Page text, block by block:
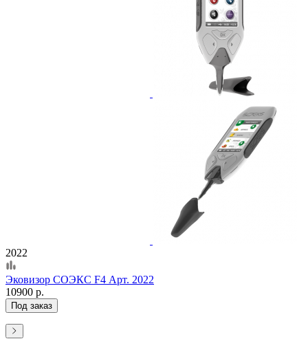
2022
Эковизор СОЭКС F4 Арт. 2022
10900 р.
Под заказ